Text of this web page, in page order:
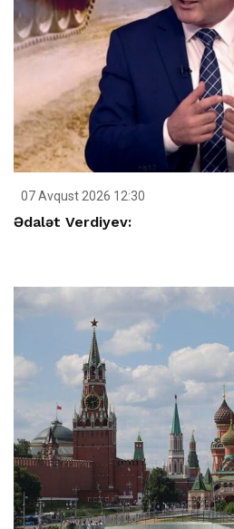
07 Avqust 2026 12:30
Ədalət Verdiyev: